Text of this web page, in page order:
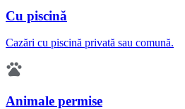
Cu piscină
Cazări cu piscină privată sau comună.
Animale permise